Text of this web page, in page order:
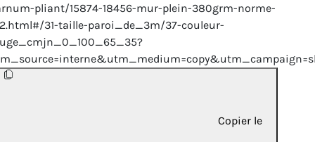
pliant/15874-18456-mur-plein-380grm-norme-
31-taille-paroi_de_3m/37-couleur-
Copier le